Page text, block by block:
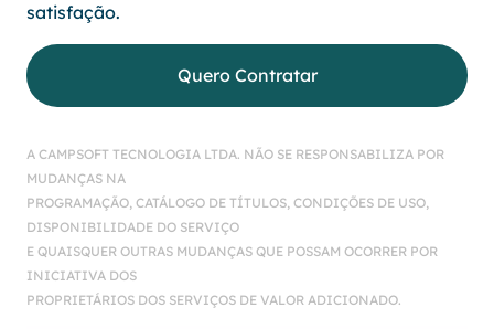
satisfação.
Quero Contratar
A CAMPSOFT TECNOLOGIA LTDA. NÃO SE RESPONSABILIZA POR
MUDANÇAS NA
PROGRAMAÇÃO, CATÁLOGO DE TÍTULOS, CONDIÇÕES DE USO,
DISPONIBILIDADE DO SERVIÇO
E QUAISQUER OUTRAS MUDANÇAS QUE POSSAM OCORRER POR
INICIATIVA DOS
PROPRIETÁRIOS DOS SERVIÇOS DE VALOR ADICIONADO.